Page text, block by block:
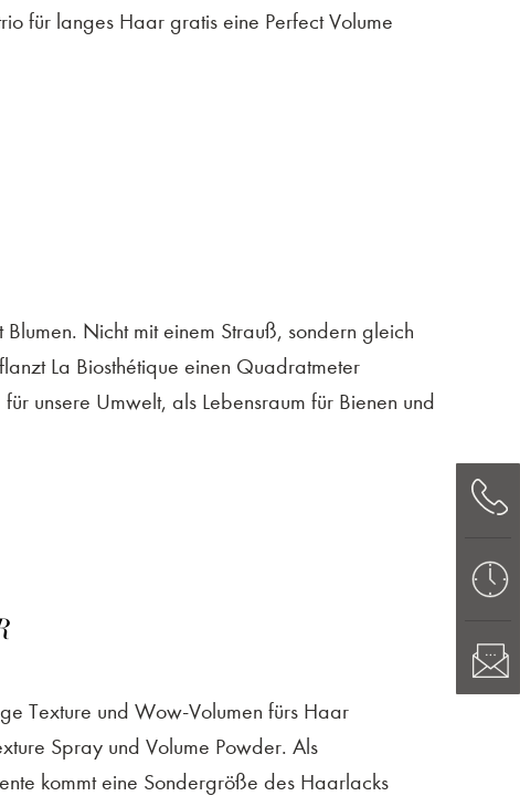
für langes Haar gratis eine Perfect Volume
Nicht mit einem Strauß, sondern gleich
La Biosthétique einen Quadratmeter
unsere Umwelt, als Lebensraum für Bienen und
Texture und Wow-Volumen fürs Haar
Spray und Volume Powder. Als
kommt eine Sondergröße des Haarlacks